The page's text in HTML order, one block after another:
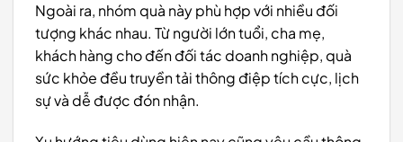
Ngoài ra, nhóm quà này phù hợp với nhiều đối
tượng khác nhau. Từ người lớn tuổi, cha mẹ,
khách hàng cho đến đối tác doanh nghiệp, quà
sức khỏe đều truyền tải thông điệp tích cực, lịch
sự và dễ được đón nhận.